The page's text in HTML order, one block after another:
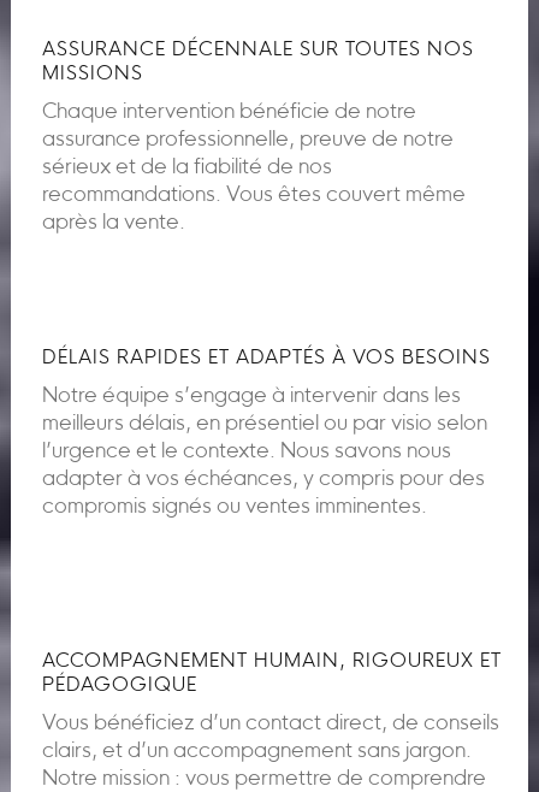
ASSURANCE DÉCENNALE SUR TOUTES NOS
MISSIONS
Chaque intervention bénéficie de notre
assurance professionnelle, preuve de notre
sérieux et de la fiabilité de nos
recommandations. Vous êtes couvert même
après la vente.
DÉLAIS RAPIDES ET ADAPTÉS À VOS BESOINS
Notre équipe s’engage à intervenir dans les
meilleurs délais, en présentiel ou par visio selon
l’urgence et le contexte. Nous savons nous
adapter à vos échéances, y compris pour des
compromis signés ou ventes imminentes.
ACCOMPAGNEMENT HUMAIN, RIGOUREUX ET
PÉDAGOGIQUE
Vous bénéficiez d’un contact direct, de conseils
clairs, et d’un accompagnement sans jargon.
Notre mission : vous permettre de comprendre